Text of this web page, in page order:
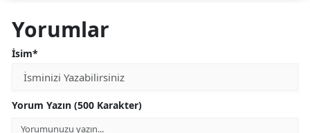
Yorumlar
İsim*
Yorum Yazın (500 Karakter)